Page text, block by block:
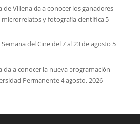
de Villena da a conocer los ganadores
microrrelatos y fotografía científica 5
del Cine del 7 al 23 de agosto 5
da a conocer la nueva programación
Permanente4 agosto, 2026